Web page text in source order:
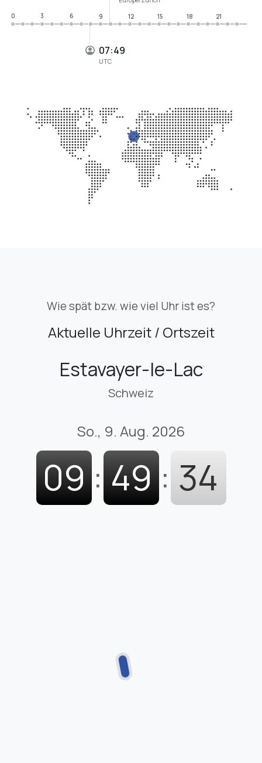
07:49
UTC
0
3 6 9 12 15 18 21
Wie spät bzw. wie viel Uhr ist es?
Aktuelle Uhrzeit / Ortszeit
Estavayer-le-Lac
Schweiz
So., 9. Aug. 2026
09 : 49 : 35